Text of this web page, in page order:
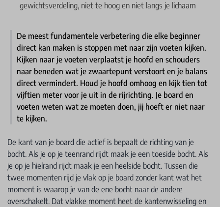
gewichtsverdeling, niet te hoog en niet langs je lichaam
De meest fundamentele verbetering die elke beginner
direct kan maken is stoppen met naar zijn voeten kijken.
Kijken naar je voeten verplaatst je hoofd en schouders
naar beneden wat je zwaartepunt verstoort en je balans
direct vermindert. Houd je hoofd omhoog en kijk tien tot
vijftien meter voor je uit in de rijrichting. Je board en
voeten weten wat ze moeten doen, jij hoeft er niet naar
te kijken.
De kant van je board die actief is bepaalt de richting van je
bocht. Als je op je teenrand rijdt maak je een toeside bocht. Als
je op je hielrand rijdt maak je een heelside bocht. Tussen die
twee momenten rijd je vlak op je board zonder kant wat het
moment is waarop je van de ene bocht naar de andere
overschakelt. Dat vlakke moment heet de kantenwisseling en